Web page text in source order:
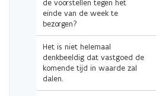
de voorstellen tegen het
einde van de week te
bezorgen?
Het is niet helemaal
denkbeeldig dat vastgoed de
komende tijd in waarde zal
dalen.